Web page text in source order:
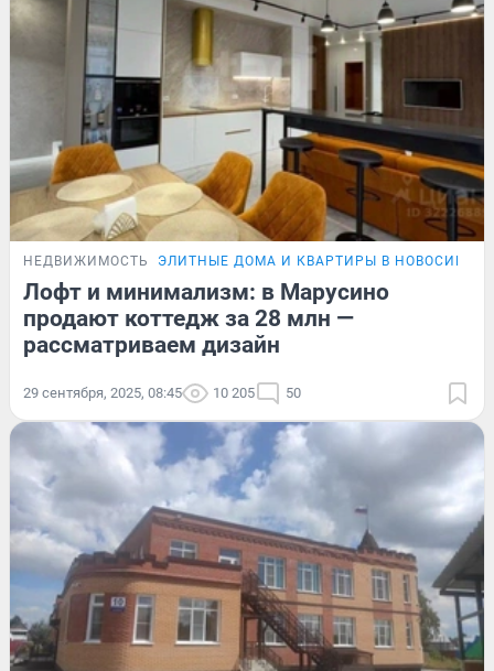
НЕДВИЖИМОСТЬ ЭЛИТНЫЕ ДОМА И КВАРТИРЫ В
Лофт и минимализм: в Марусино
продают коттедж за 28 млн —
рассматриваем дизайн
29 сентября, 2025, 08:45 10 205 50